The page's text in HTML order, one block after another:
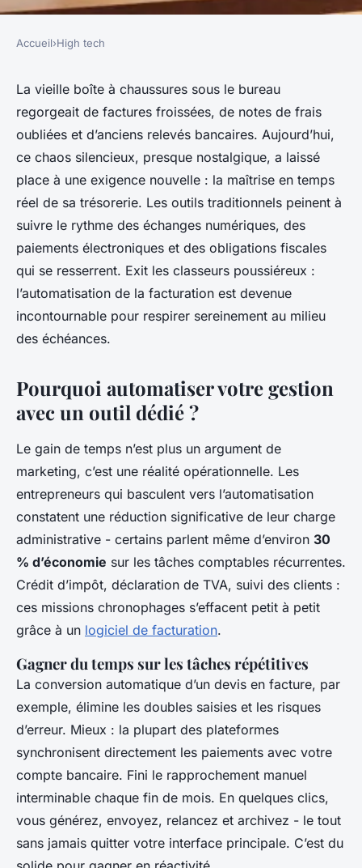
HIGH TECH
Top 5 logiciels de facturation
pour améliorer votre finance
Bona•05/06/2026 11:18•9 min de lecture
Accueil›High tech
La vieille boîte à chaussures sous le bureau
regorgeait de factures froissées, de notes de frais
oubliées et d’anciens relevés bancaires. Aujourd’hui,
ce chaos silencieux, presque nostalgique, a laissé
place à une exigence nouvelle : la maîtrise en temps
réel de sa trésorerie. Les outils traditionnels peinent à
suivre le rythme des échanges numériques, des
paiements électroniques et des obligations fiscales
qui se resserrent. Exit les classeurs poussiéreux :
l’automatisation de la facturation est devenue
incontournable pour respirer sereinement au milieu
des échéances.
Pourquoi automatiser votre gestion
avec un outil dédié ?
Le gain de temps n’est plus un argument de
marketing, c’est une réalité opérationnelle. Les
entrepreneurs qui basculent vers l’automatisation
constatent une réduction significative de leur charge
administrative - certains parlent même d’environ 30
% d’économie sur les tâches comptables récurrentes.
Crédit d’impôt, déclaration de TVA, suivi des clients :
ces missions chronophages s’effacent petit à petit
grâce à un logiciel de facturation.
Gagner du temps sur les tâches répétitives
La conversion automatique d’un devis en facture, par
exemple, élimine les doubles saisies et les risques
d’erreur. Mieux : la plupart des plateformes
synchronisent directement les paiements avec votre
compte bancaire. Fini le rapprochement manuel
interminable chaque fin de mois. En quelques clics,
vous générez, envoyez, relancez et archivez - le tout
sans jamais quitter votre interface principale. C’est du